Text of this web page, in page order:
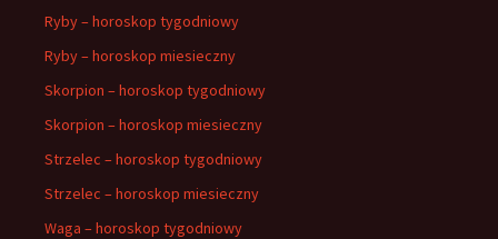
Ryby – horoskop tygodniowy
Ryby – horoskop miesieczny
Skorpion – horoskop tygodniowy
Skorpion – horoskop miesieczny
Strzelec – horoskop tygodniowy
Strzelec – horoskop miesieczny
Waga – horoskop tygodniowy